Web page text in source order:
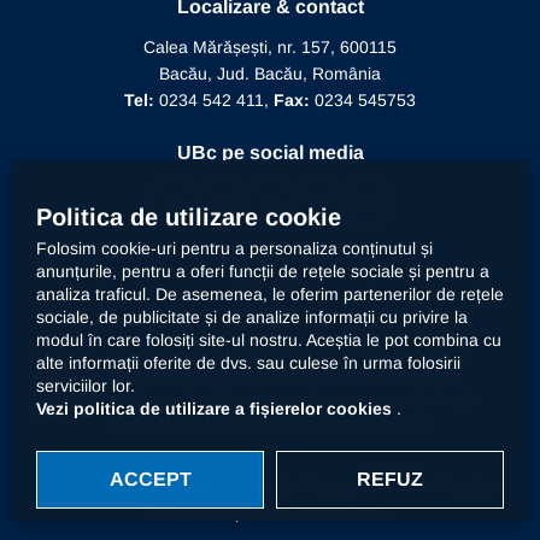
Editura Alma Mater
Relații internaționale
Informații de interes public
Recunoaștere conducător doctorat
Localizare & contact
Calea Mărășești, nr. 157, 600115
Bacău, Jud. Bacău, România
Tel: 0234 542 411, Fax: 0234 545753
UBc pe social media
Contact
Universitatea „Vasile Alecsandri” din Bacău prelucrează
datele dumneavoastră cu caracter personal, respectiv
imaginea prin mijloace automatizate. Accesați
© 2026 Universitatea „Vasile Alecsandri” din Bacău.
Toate drepturile rezervate.
Politica de utilizare cookie
Folosim cookie-uri pentru a personaliza conținutul și
anunțurile, pentru a oferi funcții de rețele sociale și pentru a
analiza traficul. De asemenea, le oferim partenerilor de rețele
sociale, de publicitate și de analize informații cu privire la
modul în care folosiți site-ul nostru. Aceștia le pot combina cu
alte informații oferite de dvs. sau culese în urma folosirii
serviciilor lor.
Vezi politica de utilizare a fișierelor cookies .
ACCEPT REFUZ